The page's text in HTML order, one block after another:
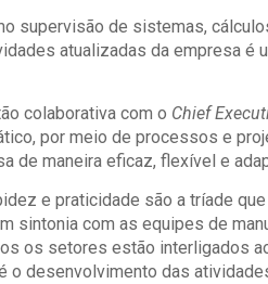
supervisão de sistemas,
atualizadas da empresa é
colaborativa com o Chief
por meio de processos e
de maneira eficaz, flexível e
e praticidade são a tríade
sintonia com as equipes de
os setores estão interligados
o desenvolvimento das